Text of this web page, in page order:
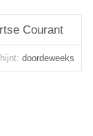
Courant
doordeweeks